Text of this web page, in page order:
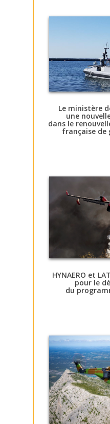
Le ministère
une
dans le
française de
HYNAERO et
pour le
du